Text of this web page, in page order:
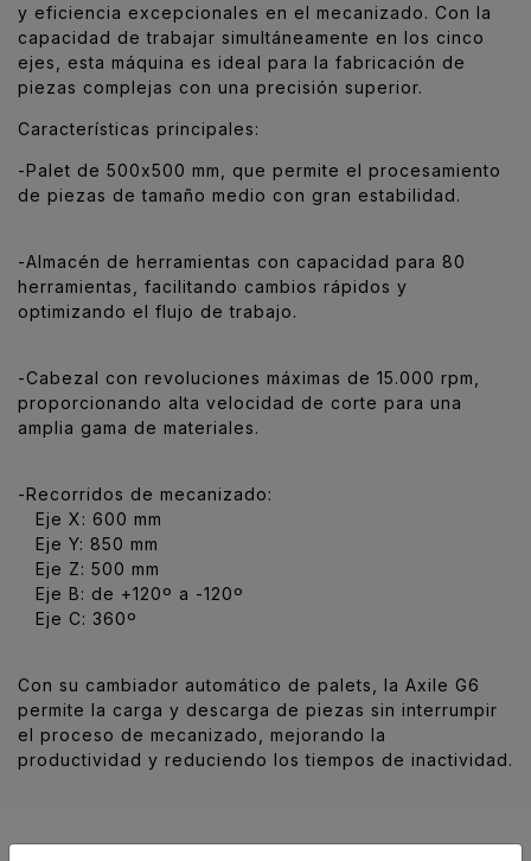
y eficiencia excepcionales en el mecanizado. Con la
capacidad de trabajar simultáneamente en los cinco
ejes, esta máquina es ideal para la fabricación de
piezas complejas con una precisión superior.
Características principales:
-Palet de 500x500 mm, que permite el procesamiento
de piezas de tamaño medio con gran estabilidad.
-Almacén de herramientas con capacidad para 80
herramientas, facilitando cambios rápidos y
optimizando el flujo de trabajo.
-Cabezal con revoluciones máximas de 15.000 rpm,
proporcionando alta velocidad de corte para una
amplia gama de materiales.
-Recorridos de mecanizado:
Eje X: 600 mm
Eje Y: 850 mm
Eje Z: 500 mm
Eje B: de +120º a -120º
Eje C: 360º
Con su cambiador automático de palets, la Axile G6
permite la carga y descarga de piezas sin interrumpir
el proceso de mecanizado, mejorando la
productividad y reduciendo los tiempos de inactividad.